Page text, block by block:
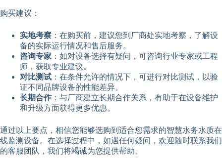
购买建议：
实地考察 ：在购买前，建议您到厂商处实地考察，了解设
备的实际运行情况和售后服务。
咨询专家 ：如对设备选择有疑问，可咨询行业专家或工程
师，获取专业建议。
对比测试 ：在条件允许的情况下，可进行对比测试，以验
证不同品牌设备的性能差异。
长期合作 ：与厂商建立长期合作关系，有助于在设备维护
和升级方面获得更多优惠。
通过以上要点，相信您能够选购到适合您需求的智慧水务水质在
线监测设备。在选择过程中，如遇任何疑问，欢迎随时联系我们
的客服团队，我们将竭诚为您提供帮助。